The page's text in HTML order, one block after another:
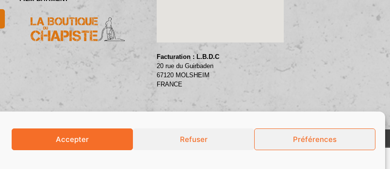
Accepter Refuser Préférences
Facturation : L.B.D.C
20 rue du Guirbaden
67120 MOLSHEIM
FRANCE
POLITIQUE DE COOKIES